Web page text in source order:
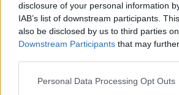
disclosure of your personal information
IAB’s list of downstream participants.
also be disclosed by us to third parties
Downstream Participants that may
Personal Data Processing Opt Outs